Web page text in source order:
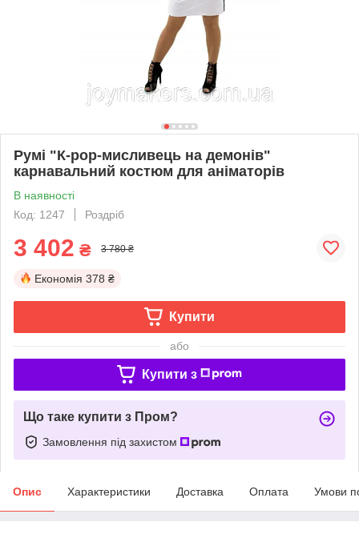
Румі "К-рор-мисливець на демонів"
карнавальний костюм для аніматорів
В наявності
Код: 1247
Роздріб
3 402 ₴ 3 780 ₴
Економія 378 ₴
Купити
або
Купити з
Що таке купити з Пром?
Замовлення під захистом
Опис Характеристики Доставка Оплата Умови